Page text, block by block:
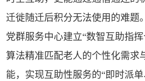
迁徙随迁后积分无法使用的难题
党群服务中心建立“数智互助指
算法精准匹配老人的个性化需求
能，实现互助性服务的“即时派